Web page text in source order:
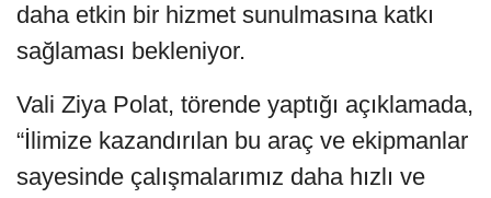
daha etkin bir hizmet sunulmasına katkı
sağlaması bekleniyor.
Vali Ziya Polat, törende yaptığı açıklamada,
“İlimize kazandırılan bu araç ve ekipmanlar
sayesinde çalışmalarımız daha hızlı ve